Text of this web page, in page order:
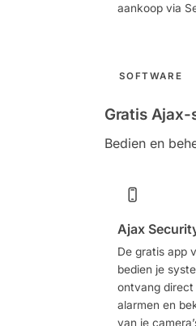
aankoop via
SOFTWARE
Gratis Ajax-
Bedien en
Ajax
De gratis app
bedien je
ontvang direct
alarmen en
van je